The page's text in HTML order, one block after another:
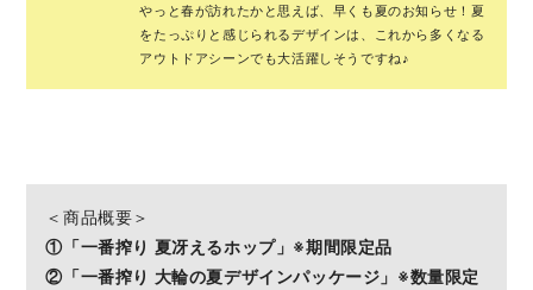
やっと春が訪れたかと思えば、早くも夏のお知らせ！夏
をたっぷりと感じられるデザインは、これから多くなる
アウトドアシーンでも大活躍しそうですね♪
＜商品概要＞
①「一番搾り 夏冴えるホップ」※期間限定品
②「一番搾り 大輪の夏デザインパッケージ」※数量限定